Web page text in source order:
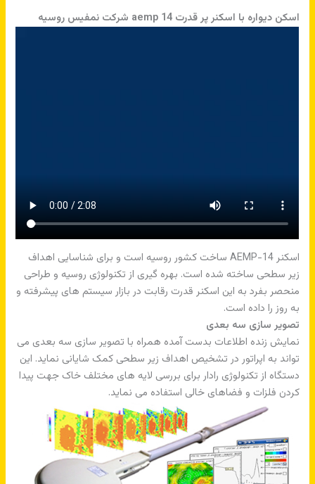
اسکن دیواره با اسکنر پر قدرت aemp 14 شرکت نمفیس روسیه
اسکنر AEMP-14 ساخت کشور روسیه است و برای شناسایی اهداف
زیر سطحی ساخته شده است. بهره گیری از تکنولوژی روسیه و طراحی
منحصر بفرد به این اسکنر قدرت رقابت در بازار سیستم های پیشرفته و
به روز را داده است.
تصویر سازی سه بعدی
نمایش زنده اطلاعات بدست آمده همراه با تصویر سازی سه بعدی می
تواند به اپراتور در تشخیص اهداف زیر سطحی کمک شایانی نماید. این
دستگاه از تکنولوژی رادار برای بررسی لایه های مختلف خاک جهت پیدا
کردن فلزات و فضاهای خالی استفاده می نماید.